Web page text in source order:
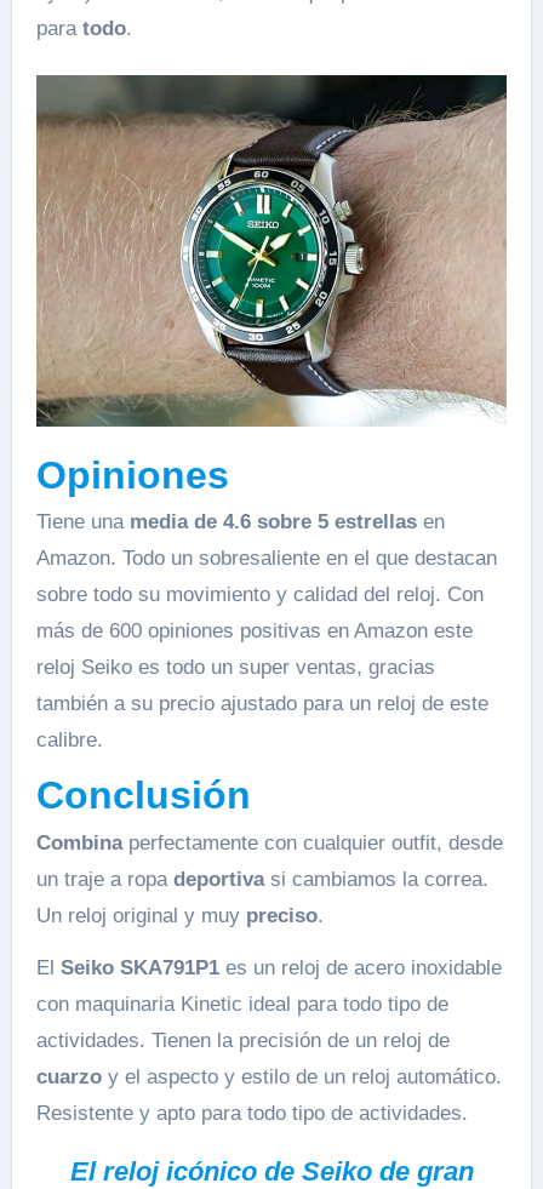
para todo.
Opiniones
Tiene una media de 4.6 sobre 5 estrellasen
Amazon. Todo un sobresaliente en el que destacan
sobre todo su movimiento y calidad del reloj. Con
más de 600 opiniones positivas en Amazon este
reloj Seiko es todo un super ventas, gracias
también a su precio ajustado para un reloj de este
calibre.
Conclusión
Combinaperfectamente con cualquier outfit, desde
un traje a ropa deportivasi cambiamos la correa.
Un reloj original y muy preciso.
El Seiko SKA791P1es un reloj de acero inoxidable
con maquinaria Kinetic ideal para todo tipo de
actividades. Tienen la precisión de un reloj de
cuarzoy el aspecto y estilo de un reloj automático.
Resistente y apto para todo tipo de actividades.
El reloj icónico de Seiko de gran